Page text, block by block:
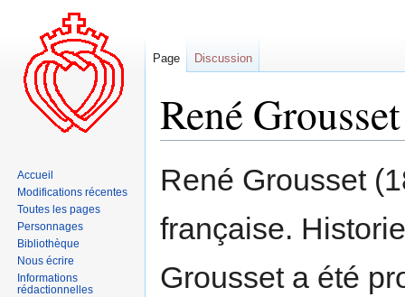
René Grousset
à
navigation
à
recherche
René Grousset
française.
Grousset a été
Page Discussion
Accueil
Modifications récentes
Toutes les pages
Personnages
Bibliothèque
Nous écrire
Informations
rédactionnelles